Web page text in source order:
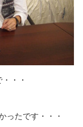
・・
たです・・・